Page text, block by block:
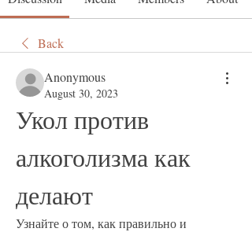
Back
Anonymous
August 30, 2023
Укол против
алкоголизма как
делают
Узнайте о том, как правильно и